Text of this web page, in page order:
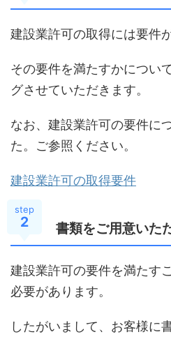
建設業許可の取得には要件
その要件を満たすかについ
グさせていただきます。
なお、建設業許可の要件に
た。ご参照ください。
建設業許可の取得要件
step
2 書類をご用意いた
建設業許可の要件を満たす
必要があります。
したがいまして、お客様に